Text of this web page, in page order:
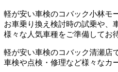
軽が安い車検のコバック小林モ
お車乗り換え検討時の試乗や、
様々な人気車種をご準備してお
軽が安い車検のコバック清瀬
車検や点検・修理など様々なカ